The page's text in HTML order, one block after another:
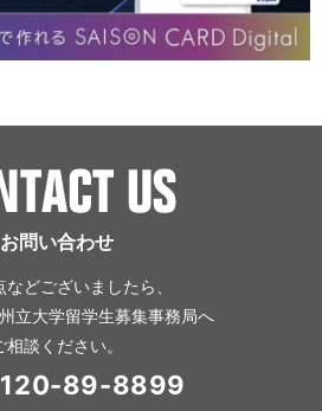
お問い合わせ
などございましたら、
立大学留学生募集事務局へ
相談ください。
89-8899